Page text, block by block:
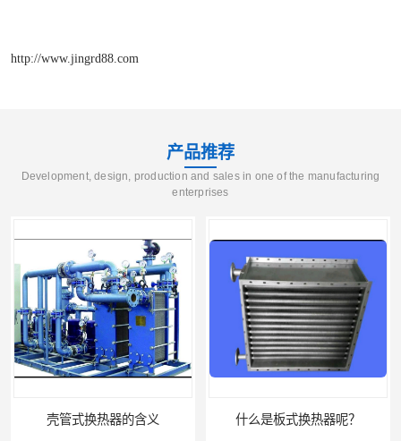
http://www.jingrd88.com
产品推荐
Development, design, production and sales in one of the manufacturing
enterprises
什么是板式换热器呢？